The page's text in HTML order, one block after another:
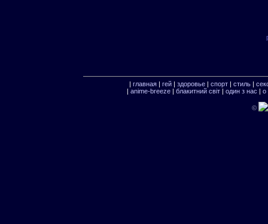
| главная| гей| здоровье| спорт| стиль|
| anime-breeze| блакитний свiт| один з нас | о
©